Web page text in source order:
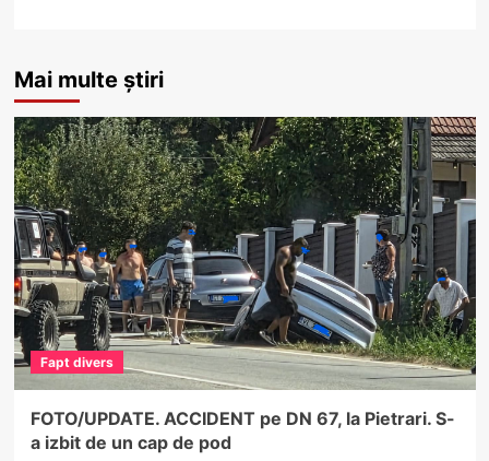
Mai multe știri
Fapt divers
FOTO/UPDATE. ACCIDENT pe DN 67, la Pietrari. S-
a izbit de un cap de pod